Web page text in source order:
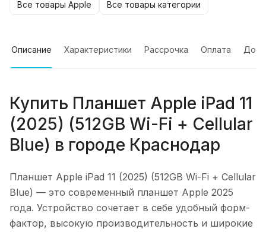
Все товары Apple Все товары категории
Описание Характеристики Рассрочка Оплата
Купить Планшет Apple iPad 11
(2025) (512GB Wi-Fi + Cellular
Blue) в городе Краснодар
Планшет Apple iPad 11 (2025) (512GB Wi-Fi + Cellular
Blue) — это современный планшет Apple 2025
года. Устройство сочетает в себе удобный форм-
фактор, высокую производительность и широкие